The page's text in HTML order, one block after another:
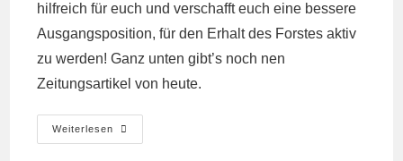
hilfreich für euch und verschafft euch eine bessere
Ausgangsposition, für den Erhalt des Forstes aktiv
zu werden! Ganz unten gibt’s noch nen
Zeitungsartikel von heute.
Weiterlesen
Entwirrung
BUND-